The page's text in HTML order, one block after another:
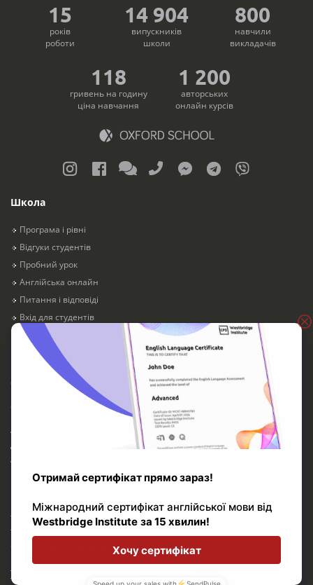
15
років
роботи
14 951
випускників
школи
800
навчили
викладачів
118
гривень на годину
ціна навчання
1 200
авторських
онлайн курсів
Школа
Програма і рівні
Відгуки студентів
Пробний урок
Англійська онлайн
Питання і відповіді
Вхід для студентів
Публічна оферта
Пройти тестування
Обрати розклад
Останнє в блозі
Англійська онлайн
Де завантажити аудіокурси англійської мови
Аудіокниги англійською мовою
Кращі дитячі пісні для вивчення англійської мови
Мы работаем с Пн. по Пт. 11:00 - 20:00
тел: 091 481 10 12
тел: 0 800 800 890
osk@oxford-school.com.ua
TEFL Courses